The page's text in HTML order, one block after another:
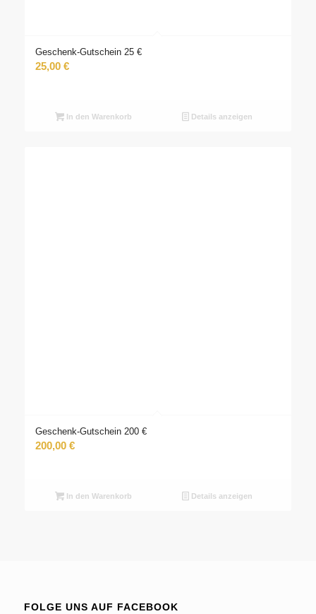
Geschenk-Gutschein 25 €
25,00 €
In den Warenkorb Details anzeigen
Geschenk-Gutschein 200 €
200,00 €
In den Warenkorb Details anzeigen
FOLGE UNS AUF FACEBOOK